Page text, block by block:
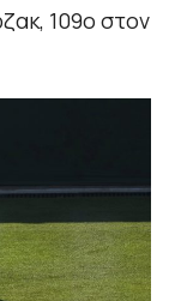
109ο στον